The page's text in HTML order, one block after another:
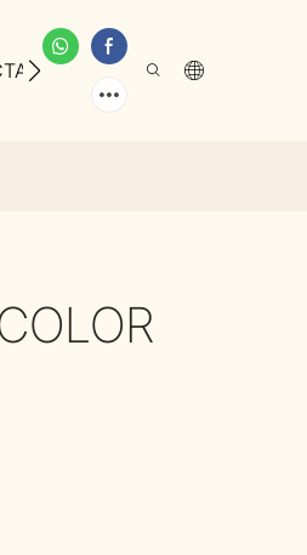
SOBRE NOSOTROS